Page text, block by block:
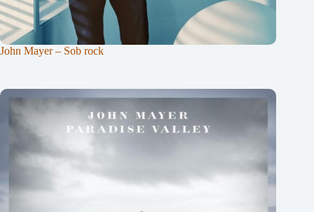
John Mayer – Sob rock